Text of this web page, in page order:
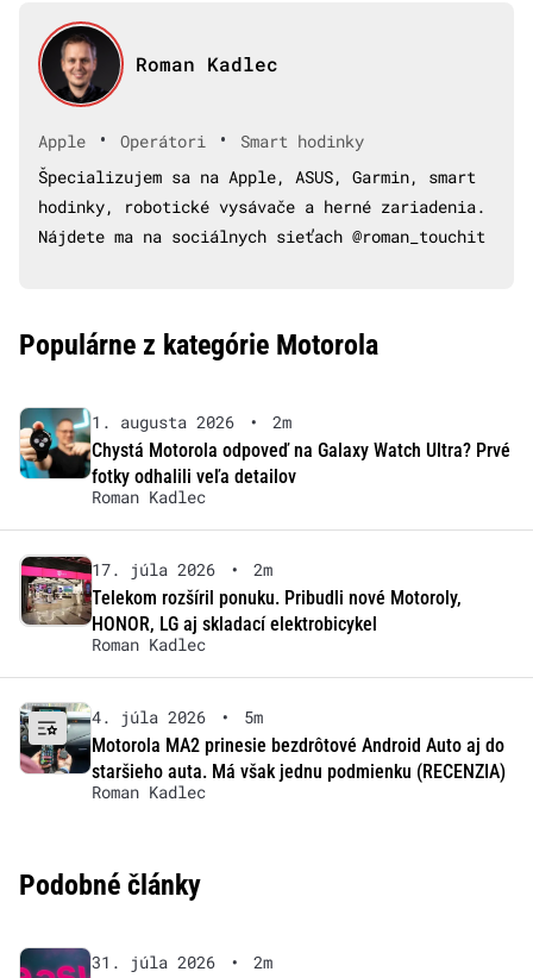
Roman Kadlec
Apple • Operátori •
Smart hodinky
Špecializujem sa na Apple, ASUS, Garmin, smart
hodinky, robotické vysávače a herné zariadenia.
Nájdete ma na sociálnych sieťach @roman_touchit
Populárne z kategórie Motorola
1. augusta 2026 •
2m
Chystá Motorola odpoveď na Galaxy Watch Ultra? Prvé
fotky odhalili veľa detailov
Roman Kadlec
17. júla 2026 •
2m
Telekom rozšíril ponuku. Pribudli nové Motoroly,
HONOR, LG aj skladací elektrobicykel
Roman Kadlec
4. júla 2026 •
5m
Motorola MA2 prinesie bezdrôtové Android Auto aj do
staršieho auta. Má však jednu podmienku (RECENZIA)
Roman Kadlec
Podobné články
31. júla 2026 •
2m